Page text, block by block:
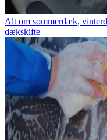
Alt om sommerdæk,
dækskifte